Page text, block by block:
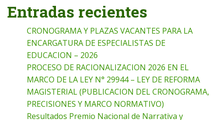
Entradas recientes
CRONOGRAMA Y PLAZAS VACANTES PARA LA
ENCARGATURA DE ESPECIALISTAS DE
EDUCACION – 2026
PROCESO DE RACIONALIZACION 2026 EN EL
MARCO DE LA LEY N° 29944 – LEY DE REFORMA
MAGISTERIAL (PUBLICACION DEL CRONOGRAMA,
PRECISIONES Y MARCO NORMATIVO)
Resultados Premio Nacional de Narrativa y